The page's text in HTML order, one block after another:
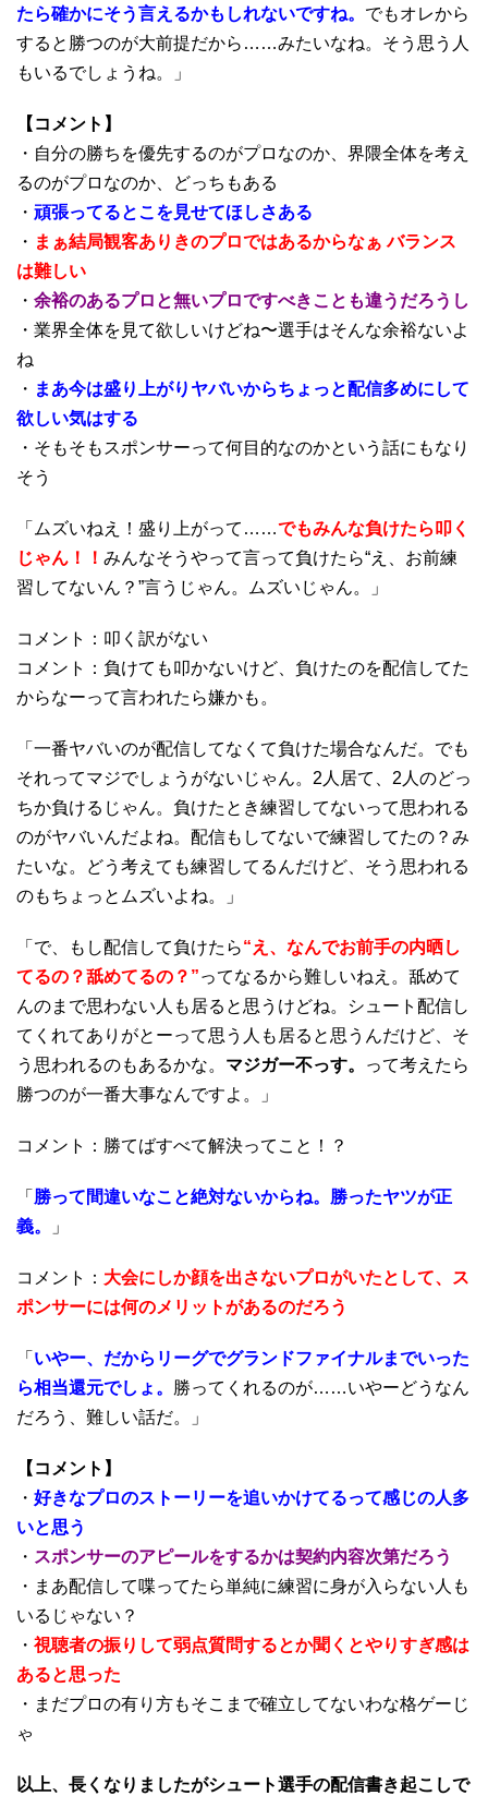
たら確かにそう言えるかもしれないですね。 でもオレから
すると勝つのが大前提だから……みたいなね。そう思う人
もいるでしょうね。」
【コメント】
・自分の勝ちを優先するのがプロなのか、界隈全体を考え
るのがプロなのか、どっちもある
・ 頑張ってるとこを見せてほしさある
・ まぁ結局観客ありきのプロではあるからなぁ バランス
は難しい
・ 余裕のあるプロと無いプロですべきことも違うだろうし
・業界全体を見て欲しいけどね〜選手はそんな余裕ないよ
ね
・ まあ今は盛り上がりヤバいからちょっと配信多めにして
欲しい気はする
・そもそもスポンサーって何目的なのかという話にもなり
そう
「ムズいねえ！盛り上がって……でもみんな負けたら叩く
じゃん！！ みんなそうやって言って負けたら“え、お前練
習してないん？”言うじゃん。ムズいじゃん。」
コメント：叩く訳がない
コメント：負けても叩かないけど、負けたのを配信してた
からなーって言われたら嫌かも。
「一番ヤバいのが配信してなくて負けた場合なんだ。でも
それってマジでしょうがないじゃん。2人居て、2人のどっ
ちか負けるじゃん。負けたとき練習してないって思われる
のがヤバいんだよね。配信もしてないで練習してたの？み
たいな。どう考えても練習してるんだけど、そう思われる
のもちょっとムズいよね。」
「で、もし配信して負けたら“え、なんでお前手の内晒し
てるの？舐めてるの？”ってなるから難しいねえ。舐めて
んのまで思わない人も居ると思うけどね。シュート配信し
てくれてありがとーって思う人も居ると思うんだけど、そ
う思われるのもあるかな。 マジガー不っす。
って考えたら
勝つのが一番大事なんですよ。」
コメント：勝てばすべて解決ってこと！？
「 勝って間違いなこと絶対ないからね。勝ったヤツが正
義。
」
コメント： 大会にしか顔を出さないプロがいたとして、ス
ポンサーには何のメリットがあるのだろう
「 いやー、だからリーグでグランドファイナルまでいった
ら相当還元でしょ。 勝ってくれるのが……いやーどうなん
だろう、難しい話だ。」
【コメント】
・ 好きなプロのストーリーを追いかけてるって感じの人多
いと思う
・ スポンサーのアピールをするかは契約内容次第だろう
・まあ配信して喋ってたら単純に練習に身が入らない人も
いるじゃない？
・ 視聴者の振りして弱点質問するとか聞くとやりすぎ感は
あると思った
・まだプロの有り方もそこまで確立してないわな格ゲーじ
ゃ
以上、長くなりましたがシュート選手の配信書き起こしで